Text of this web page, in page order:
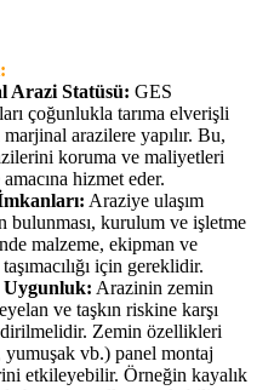
Arazi Statüsü: GES
çoğunlukla tarıma elverişli
arazilere yapılır. Bu,
koruma ve maliyetleri
hizmet eder.
Araziye ulaşım
bulunması, kurulum ve işletme
malzeme, ekipman ve
için gereklidir.
Arazinin zemin
ve taşkın riskine karşı
Zemin özellikleri
yumuşak vb.) panel montaj
etkileyebilir. Örneğin kayalık